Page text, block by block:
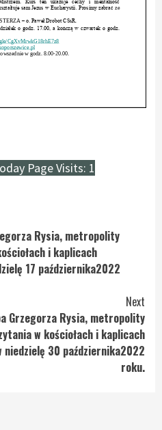
Page Visits: 1
Rysia, metropolity
i kaplicach
17 października2022
Next
Grzegorza Rysia, metropolity
w kościołach i kaplicach
niedzielę 30 października2022
roku.